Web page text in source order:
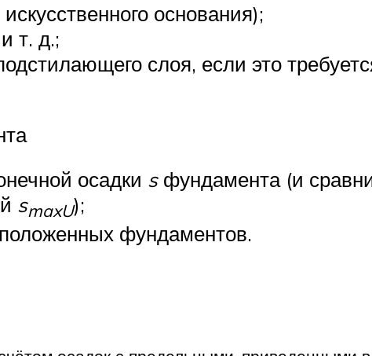
основания);
т. д.;
слоя, если это
осадки sфундамента (и
smaxU);
фундаментов.